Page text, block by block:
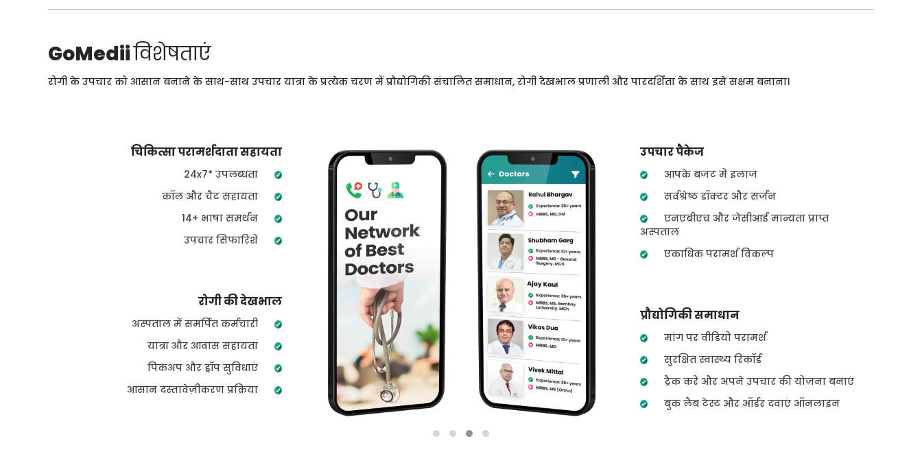
GoMediiविशेषताएं
रोगी के उपचार को आसान बनाने के साथ-साथ उपचार यात्रा के प्रत्येक चरण में प्रौद्योगिकी संचालित समाधान, रोगी देखभाल प्रणाली और पारदर्शिता के साथ इसे सक्षम बनाना।
चिकित्सा परामर्शदाता सहायता
24x7* उपलब्धता
कॉल और चैट सहायता
14+ भाषा समर्थन
उपचार सिफारिशें
रोगी की देखभाल
अस्पताल में समर्पित कर्मचारी
यात्रा और आवास सहायता
पिकअप और ड्रॉप सुविधाएं
आसान दस्तावेज़ीकरण प्रक्रिया
उपचार पैकेज
आपके बजट में इलाज
सर्वश्रेष्ठ डॉक्टर और सर्जन
एनएबीएच और जेसीआई मान्यता प्राप्त
अस्पताल
एकाधिक परामर्श विकल्प
प्रौद्योगिकी समाधान
मांग पर वीडियो परामर्श
सुरक्षित स्वास्थ्य रिकॉर्ड
ट्रैक करें और अपने उपचार की योजना बनाएं
बुक लैब टेस्ट और ऑर्डर दवाएं ऑनलाइन